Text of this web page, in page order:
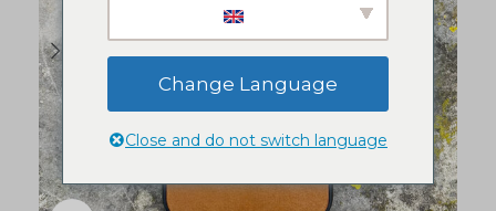
Change Language
Close and do not switch language